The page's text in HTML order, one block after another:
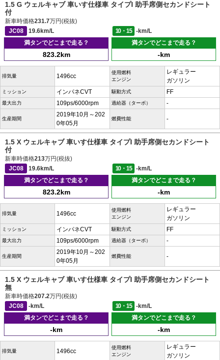
1.5 G ウェルキャブ 車いす仕様車 タイプI 助手席側セカンドシート
付
新車時価格231.7万円(税抜)
JC08
19.6km/L 10・15
-km/L
満タンでどこまで走る？
823.2km
満タンでどこまで走る？
-km
排気量 1496cc
使用燃料
エンジン
レギュラー
ガソリン
ミッション インパネCVT 駆動方式 FF
最大出力 109ps/6000rpm 過給器（ターボ） -
生産期間
2019年10月～202
0年05月
燃費性能 -
1.5 X ウェルキャブ 車いす仕様車 タイプI 助手席側セカンドシート
付
新車時価格213万円(税抜)
JC08
19.6km/L 10・15
-km/L
満タンでどこまで走る？
823.2km
満タンでどこまで走る？
-km
排気量 1496cc
使用燃料
エンジン
レギュラー
ガソリン
ミッション インパネCVT 駆動方式 FF
最大出力 109ps/6000rpm 過給器（ターボ） -
生産期間
2019年10月～202
0年05月
燃費性能 -
1.5 X ウェルキャブ 車いす仕様車 タイプI 助手席側セカンドシート
無
新車時価格207.2万円(税抜)
JC08
-km/L 10・15
-km/L
満タンでどこまで走る？
-km
満タンでどこまで走る？
-km
排気量 1496cc
使用燃料
エンジン
レギュラー
ガソリン